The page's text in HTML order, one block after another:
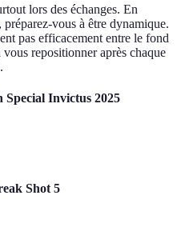
lors des échanges. En
vous à être dynamique.
pas efficacement entre le fond
repositionner après chaque
Invictus 2025
Shot 5